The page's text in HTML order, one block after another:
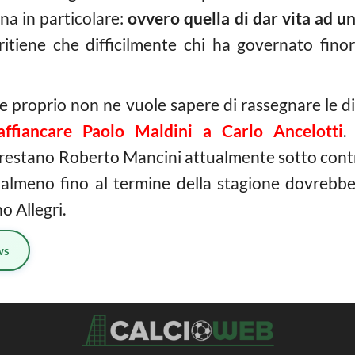
in particolare:ovvero quella di dar vita ad
che difficilmente chi ha governato
proprio non ne vuole sapere di rassegnare le
Paolo Maldini a Carlo Ancelotti.
Roberto Mancini attualmente sotto
fino al termine della stagione
Allegri.